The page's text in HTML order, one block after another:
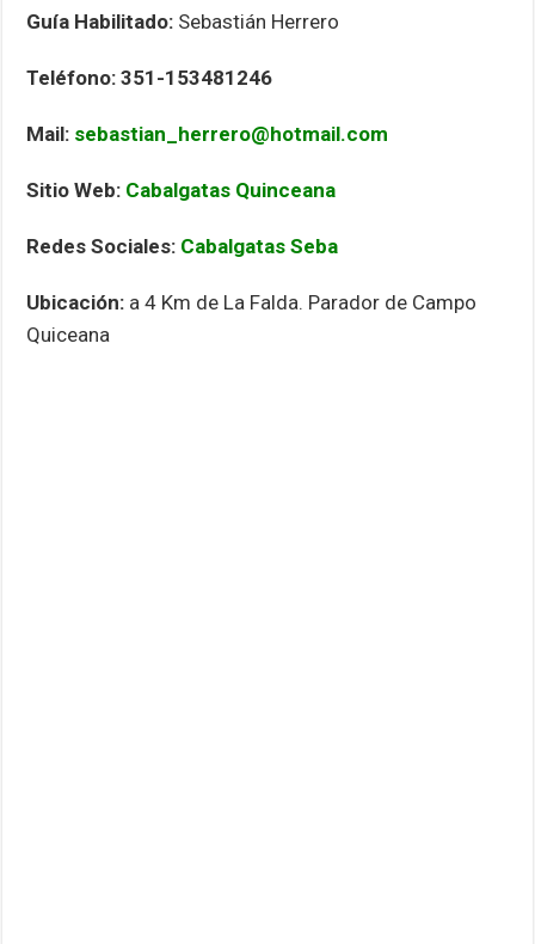
Guía Habilitado: Sebastián Herrero
Teléfono: 351-153481246
Mail: sebastian_herrero@hotmail.com
Sitio Web: Cabalgatas Quinceana
Redes Sociales: Cabalgatas Seba
Ubicación: a 4 Km de La Falda. Parador de Campo
Quiceana